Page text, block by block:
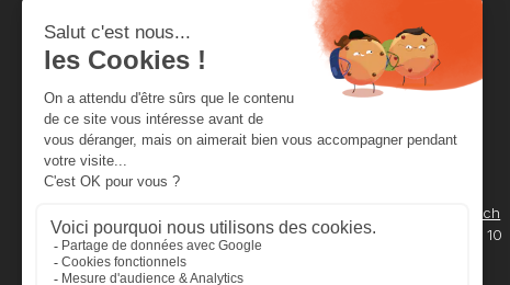
Chambre neuchâteloise
du commerce et de l'industrie
2001 Neuchâtel
cnci@cnci.ch
032 727 24 10